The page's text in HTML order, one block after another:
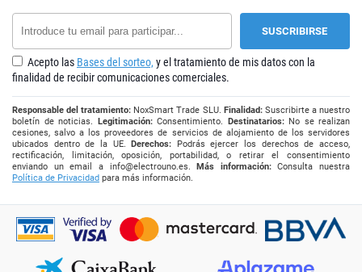
Acepto las Bases del sorteo, y el tratamiento de mis datos con la
finalidad de recibir comunicaciones comerciales.
Responsable del tratamiento: NoxSmart Trade SLU. Finalidad:Suscribirte a nuestro
boletín de noticias. Legitimación:Consentimiento. Destinatarios:No se realizan
cesiones, salvo a los proveedores de servicios de alojamiento de los servidores
ubicados dentro de la UE.Derechos: Podrás ejercer los derechos de acceso,
rectificación, limitación, oposición, portabilidad, o retirar el consentimiento
enviando un email a info@electrouno.es.Más información:Consulta nuestra
Política de Privacidad para más información.